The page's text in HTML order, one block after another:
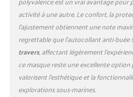
lumière
perdue
verre
impuretés
de la
activité à une autre. Le confort, la
l’ajustement obtiennent une note
regrettable que l’autocollant anti-buée
travers, affectant légèrement
ce masque reste une excellente
valorisent l’esthétique et la
explorations sous-marines.